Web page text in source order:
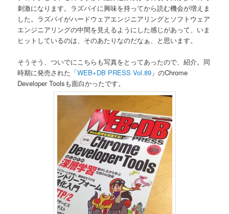
刺激になります。ラズパイに興味を持ってから読む機会が増えま
した。ラズパイがハードウェアエンジニアリングとソフトウェア
エンジニアリングの中間を見えるようにした感じがあって、いま
ヒットしているのは、そのあたりなのだなぁ、と思います。
そうそう、ついでにこちらも写真をとってあったので、紹介。同
時期に発売された「WEB+DB PRESS Vol.89 」のChrome
Developer Toolsも面白かったです。